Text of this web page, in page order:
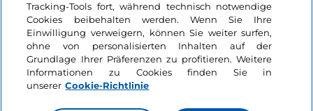
Tracking-Tools fort, während technisch notwendige
Cookies beibehalten werden. Wenn Sie Ihre
Einwilligung verweigern, können Sie weiter surfen,
ohne von personalisierten Inhalten auf der
Grundlage Ihrer Präferenzen zu profitieren. Weitere
Informationen zu Cookies finden Sie in
unserer Cookie-Richtlinie